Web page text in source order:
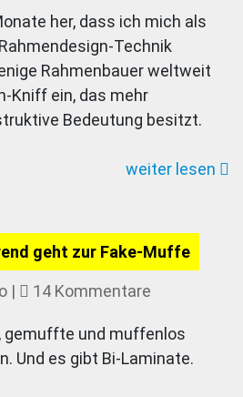
liegt
in
her, dass ich mich als
Rahmendesign-Technik
Rahmenbauer weltweit
Kniff ein, das mehr
Bedeutung besitzt.
weiter lesen
geht zur Fake-Muffe
| 14 Kommentare
Laminate:
Der
gemuffte und muffenlos
Und es gibt Bi-Laminate.